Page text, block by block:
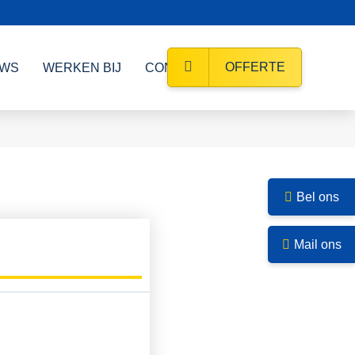
WERKEN BIJ CONTACT OFFERTE
Bel ons
Mail ons